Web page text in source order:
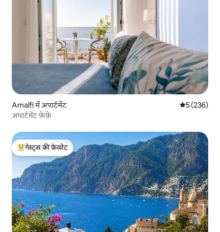
Amalfi में अपार्टमेंट औसत रेटिंग 5
5 (236)
अपार्टमेंट फ़ेफ़े
गेस्ट्स का टॉप फ़ेवरेट
गेस्ट्स की फ़ेवरेट